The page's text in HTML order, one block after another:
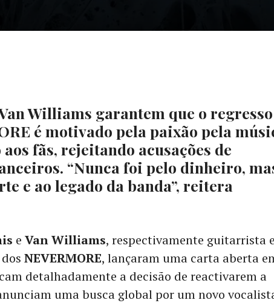
Williams garantem que o regresso
é motivado pela paixão pela
fãs, rejeitando acusações de
“Nunca foi pelo dinheiro,
e ao legado da banda”, reitera
e Van Williams, respectivamente guitarrista e
NEVERMORE, lançaram uma carta aberta
detalhadamente a decisão de reactivarem a
uma busca global por um novo